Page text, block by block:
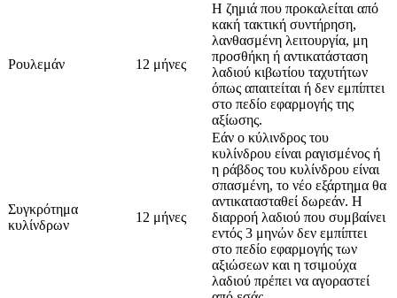
Ρουλεμάν 12 μήνες
Η ζημιά που προκαλείται από
κακή τακτική συντήρηση,
λανθασμένη λειτουργία, μη
προσθήκη ή αντικατάσταση
λαδιού κιβωτίου ταχυτήτων
όπως απαιτείται ή δεν εμπίπτει
στο πεδίο εφαρμογής της
αξίωσης.
Συγκρότημα
κυλίνδρων
12 μήνες
Εάν ο κύλινδρος του
κυλίνδρου είναι ραγισμένος ή
η ράβδος του κυλίνδρου είναι
σπασμένη, το νέο εξάρτημα θα
αντικατασταθεί δωρεάν. Η
διαρροή λαδιού που συμβαίνει
εντός 3 μηνών δεν εμπίπτει
στο πεδίο εφαρμογής των
αξιώσεων και η τσιμούχα
λαδιού πρέπει να αγοραστεί